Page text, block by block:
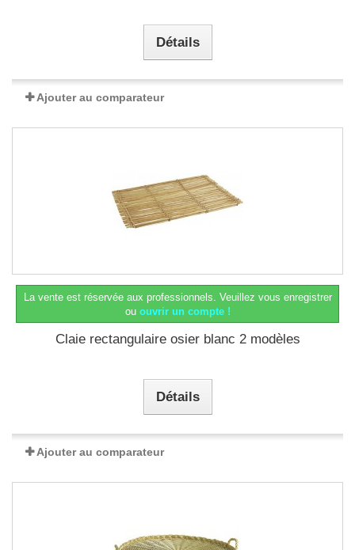
Détails
Ajouter au comparateur
La vente est réservée aux professionnels. Veuillez vous enregistrer
ou ouvrir un compte !
Claie rectangulaire osier blanc 2 modèles
Détails
Ajouter au comparateur